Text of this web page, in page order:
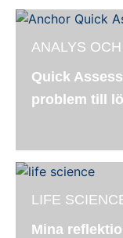
ANALYS
Quick
problem till
LIFE
Mina